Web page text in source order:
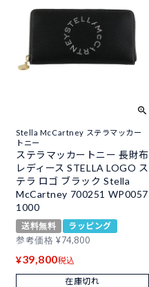
Stella McCartney ステラマッカー
トニー
ステラマッカートニー 長財布
レディース STELLA LOGO ス
テラ ロゴ ブラック Stella
McCartney 700251 WP0057
1000
送料無料
ラッピング
参考価格 ¥74,800
¥39,800税込
在庫切れ